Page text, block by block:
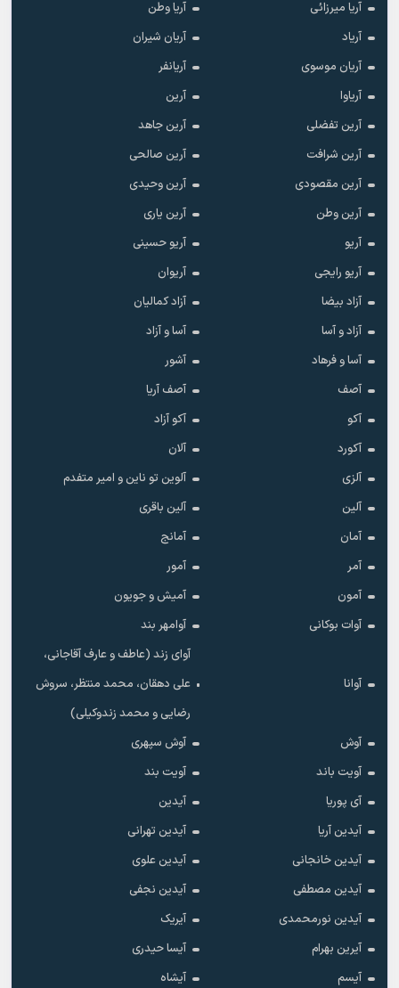
آریا میرزائی
آریا وطن
آریاد
آریان شیران
آریان موسوی
آریانفر
آریاوا
آرین
آرین تفضلی
آرین جاهد
آرین شرافت
آرین صالحی
آرین مقصودی
آرین وحیدی
آرین وطن
آرین یاری
آریو
آریو حسینی
آریو رایجی
آریوان
آزاد بیضا
آزاد کمالیان
آزاد و آسا
آسا و آزاد
آسا و فرهاد
آشور
آصف
آصف آریا
آکو
آکو آزاد
آکورد
آلان
آلزی
آلوین تو ناین و امیر متفدم
آلین
آلین باقری
آمان
آمانج
آمر
آمور
آمون
آمیش و جویون
آوات بوکانی
آوامهر بند
آوانا
آوای زند (عاطف و عارف آقاجانی،
علی دهقان، محمد منتظر، سروش
رضایی و محمد زندوکیلی)
آوش
آوش سپهری
آویت باند
آویت بند
آی پوریا
آیدین
آیدین آریا
آیدین تهرانی
آیدین خانجانی
آیدین علوی
آیدین مصطفی
آیدین نجفی
آیدین نورمحمدی
آیریک
آیرین بهرام
آیسا حیدری
آیسم
آیشاه